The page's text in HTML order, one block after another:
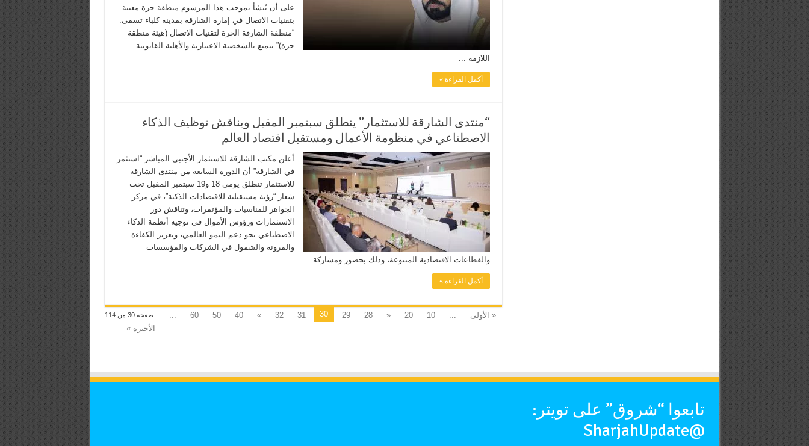
على أن تُنشأ بموجب هذا المرسوم منطقة حرة معنية
بتقنيات الاتصال في إمارة الشارقة بمدينة كلباء تسمى:
“منطقة الشارقة الحرة لتقنيات الاتصال (هيئة منطقة
حرة)” تتمتع بالشخصية الاعتبارية والأهلية القانونية
اللازمة ...
أكمل القراءة »
“منتدى الشارقة للاستثمار” ينطلق سبتمبر المقبل ويناقش توظيف الذكاء
الاصطناعي في منظومة الأعمال ومستقبل اقتصاد العالم
أعلن مكتب الشارقة للاستثمار الأجنبي المباشر “استثمر
في الشارقة” أن الدورة السابعة من منتدى الشارقة
للاستثمار تنطلق يومي 18 و19 سبتمبر المقبل تحت
شعار “رؤية مستقبلية للاقتصادات الذكية”، في مركز
الجواهر للمناسبات والمؤتمرات، وتناقش دور
الاستثمارات ورؤوس الأموال في توجيه أنظمة الذكاء
الاصطناعي نحو دعم النمو العالمي، وتعزيز الكفاءة
والمرونة والشمول في الشركات والمؤسسات
والقطاعات الاقتصادية المتنوعة، وذلك بحضور ومشاركة ...
أكمل القراءة »
صفحة 30 من 114 « الأولى 10
20
«
28
29
30
31
32
»
40
50
60
الأخيرة »
تابعوا “شروق” على تويتر:
@SharjahUpdate